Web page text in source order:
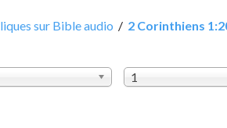
sur Bible audio / 2 Corinthiens
1